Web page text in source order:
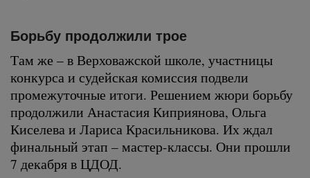
Борьбу продолжили трое
Там же – в Верховажской школе, участницы
конкурса и судейская комиссия подвели
промежуточные итоги. Решением жюри борьбу
продолжили Анастасия Киприянова, Ольга
Киселева и Лариса Красильникова. Их ждал
финальный этап – мастер-классы. Они прошли
7 декабря в ЦДОД.